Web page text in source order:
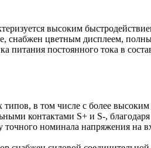
высоким
цветным дисплеем,
постоянного тока в
в том числе с более
контактами S+ и S-,
номинала напряжения на